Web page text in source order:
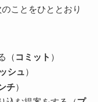
ことをひととおり
（ コミット ）
シュ ）
チ）